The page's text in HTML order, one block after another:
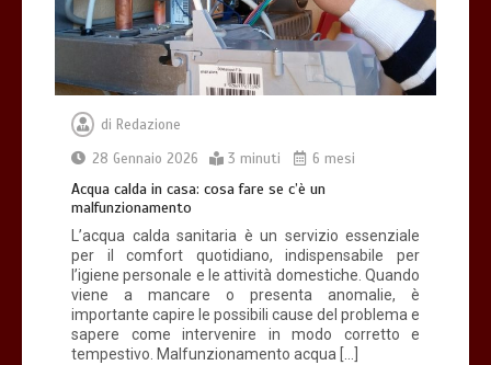
di Redazione
28 Gennaio 2026
3 minuti 6 mesi
Acqua calda in casa: cosa fare se c’è un
malfunzionamento
L’acqua calda sanitaria è un servizio essenziale
per il comfort quotidiano, indispensabile per
l’igiene personale e le attività domestiche. Quando
viene a mancare o presenta anomalie, è
importante capire le possibili cause del problema e
sapere come intervenire in modo corretto e
tempestivo. Malfunzionamento acqua […]